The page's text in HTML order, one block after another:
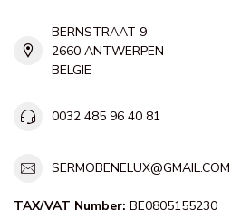
BERNSTRAAT 9
2660 ANTWERPEN
BELGIE
0032 485 96 40 81
SERMOBENELUX@GMAIL.COM
TAX/VAT Number: BE0805155230